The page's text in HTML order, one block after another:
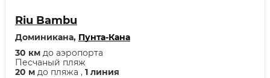
Riu Bambu
Доминикана, Пунта-Кана
20 м до пляжа , 1 линия
Песчаный пляж
30 км до аэропорта